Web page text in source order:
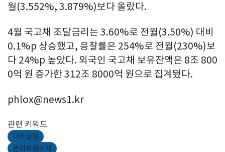
월(3.552%, 3.879%)보다 올랐다.
4월 국고채 조달금리는 3.60%로 전월(3.50%) 대비
0.1%p 상승했고, 응찰률은 254%로 전월(230%)보
다 24%p 높았다. 외국인 국고채 보유잔액은 8조 800
0억 원 증가한 312조 8000억 원으로 집계됐다.
phlox@news1.kr
관련 키워드
나라살림
관리재정수지